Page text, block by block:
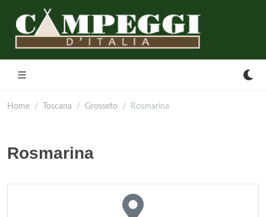
Home Toscana Grosseto Rosmarina
Rosmarina